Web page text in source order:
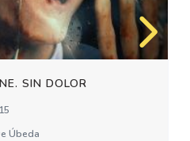
SIN DOLOR
Úbeda